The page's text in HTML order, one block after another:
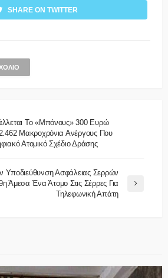
SHARE ON TWITTER
Το «μπόνους» 300 Ευρώ
Μακροχρόνια Ανέργους Που
Ατομικό Σχέδιο Δράσης
Υποδιεύθυνση Ασφάλειας Σερρών
Άμεσα Ένα Άτομο Στις Σέρρες Για
Τηλεφωνική Απάτη